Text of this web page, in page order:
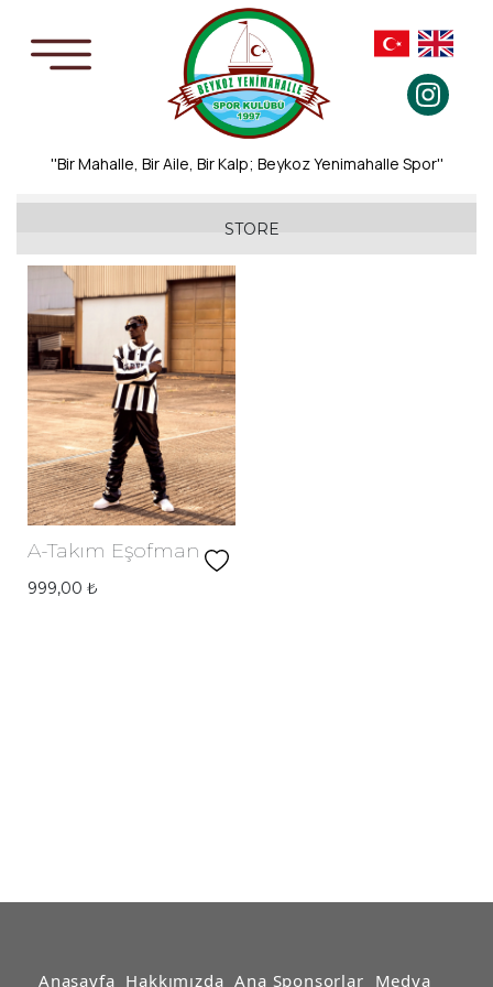
STORE
Atkı / Bere
Eşofman Takımları
Bayrak
A-Takım Eşofman
999,00 ₺
''Bir Mahalle, Bir Aile, Bir Kalp; Beykoz Yenimahalle Spor''
Anasayfa Hakkımızda Ana Sponsorlar Medya